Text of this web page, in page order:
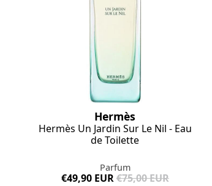
Hermès
Hermès Un Jardin Sur Le Nil - Eau
de Toilette
Parfum
€49,90 EUR€75,00 EUR